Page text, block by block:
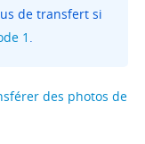
de transfert si
1
des photos de